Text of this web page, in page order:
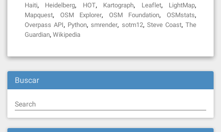
Haiti, Heidelberg, HOT, Kartograph, Leaflet, LightMap,
Mapquest, OSM Explorer, OSM Foundation,OSMstats,
Overpass API, Python,smrender, sotm12, Steve Coast,The
Guardian, Wikipedia
Buscar
Search